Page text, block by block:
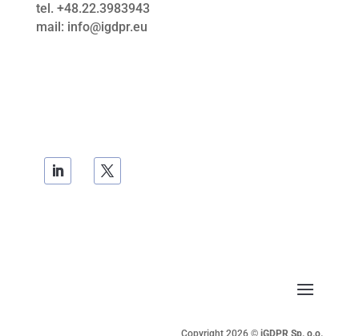
tel. +48.22.3983943
mail: info@igdpr.eu
Copyright 2026 ©iGDPR Sp. o.o.